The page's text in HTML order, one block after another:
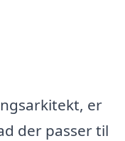
er
der passer til